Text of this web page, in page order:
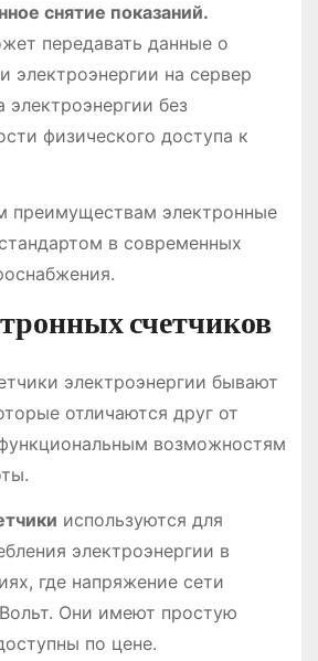
снятие показаний.
передавать данные о
электроэнергии на сервер
электроэнергии без
физического доступа к
преимуществам электронные
в современных
счетчиков
электроэнергии бывают
отличаются друг от
возможностям
используются для
электроэнергии в
где напряжение сети
Они имеют простую
по цене.